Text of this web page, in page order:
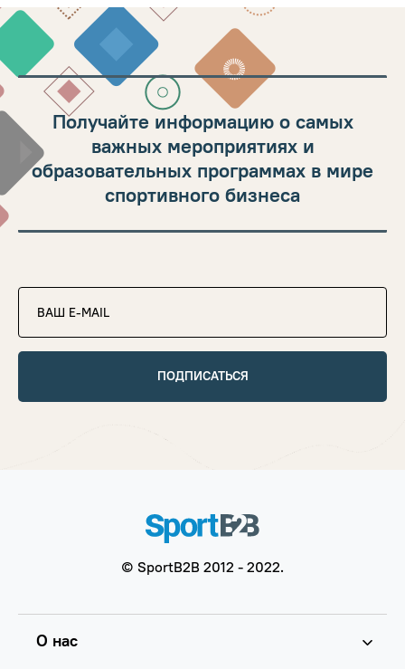
Получайте информацию о самых
важных мероприятиях и
образовательных программах в мире
спортивного бизнеса
ПОДПИСАТЬСЯ
© SportB2B 2012 - 2022.
О нас